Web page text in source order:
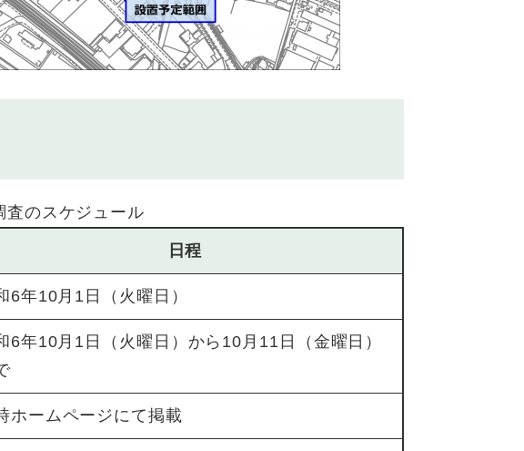
査のスケジュール
日程
6年10月1日（火曜日）
6年10月1日（火曜日）から10月11日（金曜日）
ホームページにて掲載